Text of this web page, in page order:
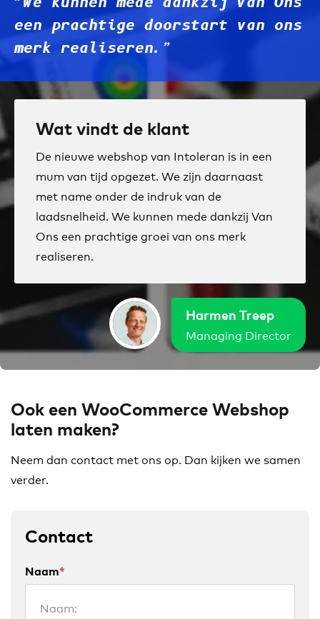
een prachtige doorstart van ons
merk realiseren.”
Wat vindt de klant
De nieuwe webshop van Intoleran is in een
mum van tijd opgezet. We zijn daarnaast
met name onder de indruk van de
laadsnelheid. We kunnen mede dankzij Van
Ons een prachtige groei van ons merk
realiseren.
Harmen Treep
Managing Director
Ook een WooCommerce Webshop
laten maken?
Neem dan contact met ons op. Dan kijken we samen
verder.
Contact
Naam*